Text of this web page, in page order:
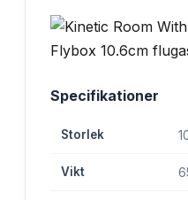
Specifikationer
Storlek
Vikt